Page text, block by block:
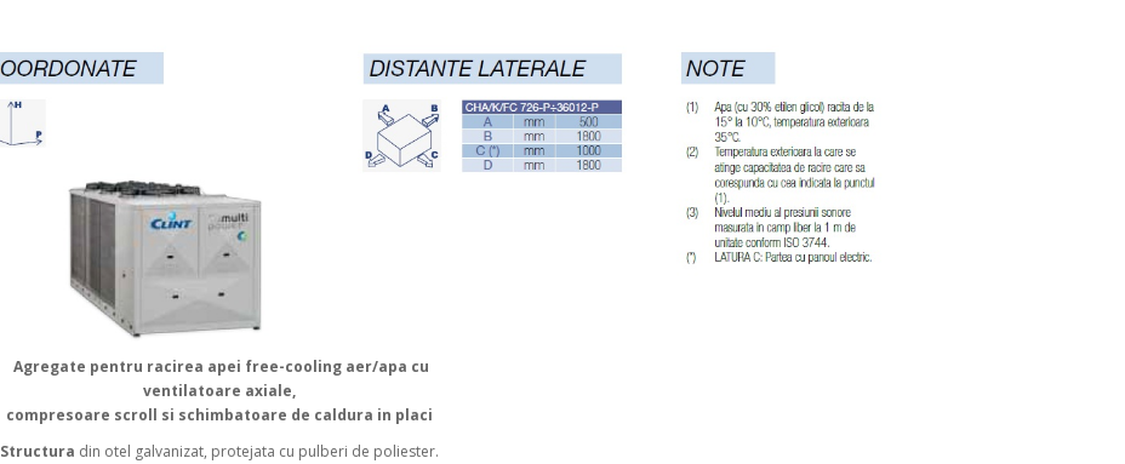
Agregate pentru racirea apei free-cooling aer/apa cu
ventilatoare axiale,
compresoare scroll si schimbatoare de caldura in placi
Structura din otel galvanizat, protejata cu pulberi de poliester.